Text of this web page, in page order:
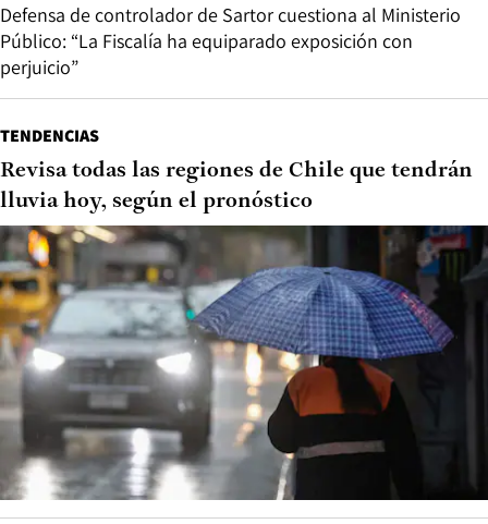
Defensa de controlador de Sartor cuestiona al Ministerio
Público: “La Fiscalía ha equiparado exposición con
perjuicio”
TENDENCIAS
Revisa todas las regiones de Chile que tendrán
lluvia hoy, según el pronóstico